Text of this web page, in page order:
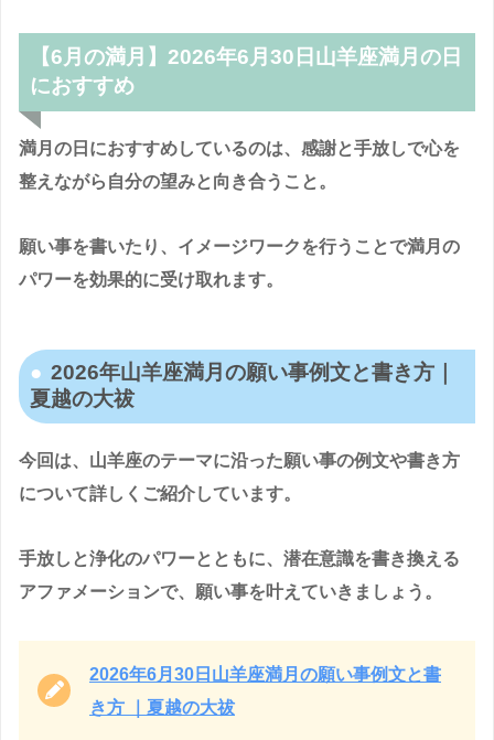
【6月の満月】2026年6月30日山羊座満月の日
におすすめ
満月の日におすすめしているのは、感謝と手放しで心を
整えながら自分の望みと向き合うこと。
願い事を書いたり、イメージワークを行うことで満月の
パワーを効果的に受け取れます。
2026年山羊座満月の願い事例文と書き方｜
夏越の大祓
今回は、山羊座のテーマに沿った願い事の例文や書き方
について詳しくご紹介しています。
手放しと浄化のパワーとともに、潜在意識を書き換える
アファメーションで、願い事を叶えていきましょう。
2026年6月30日山羊座満月の願い事例文と書
き方 ｜夏越の大祓